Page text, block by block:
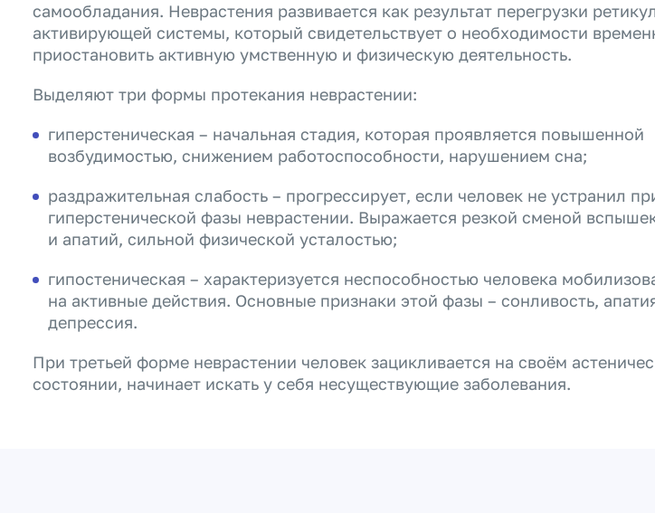
самообладания. Неврастения развивается как результат перегрузки
активирующей системы, который свидетельствует о необходимости
приостановить активную умственную и физическую деятельность.
Выделяют три формы протекания неврастении:
гиперстеническая – начальная стадия, которая проявляется повышенной
возбудимостью, снижением работоспособности, нарушением сна;
раздражительная слабость – прогрессирует, если человек не устранил
гиперстенической фазы неврастении. Выражается резкой сменой
и апатий, сильной физической усталостью;
гипостеническая – характеризуется неспособностью человека
на активные действия. Основные признаки этой фазы – сонливость,
депрессия.
При третьей форме неврастении человек зацикливается на своём
состоянии, начинает искать у себя несуществующие заболевания.